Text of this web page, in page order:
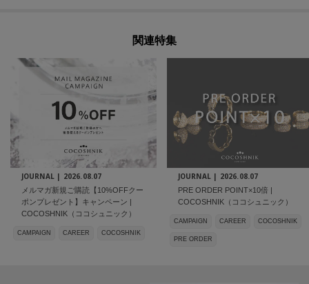
関連特集
JOURNAL | 2026.08.07
メルマガ新規ご購読【10%OFFクー
ポンプレゼント】キャンペーン |
COCOSHNIK（ココシュニック）
CAMPAIGN CAREER COCOSHNIK
JOURNAL | 2026.08.07
PRE ORDER POINT×10倍 |
COCOSHNIK（ココシュニック）
CAMPAIGN CAREER COCOSHNIK
PRE ORDER